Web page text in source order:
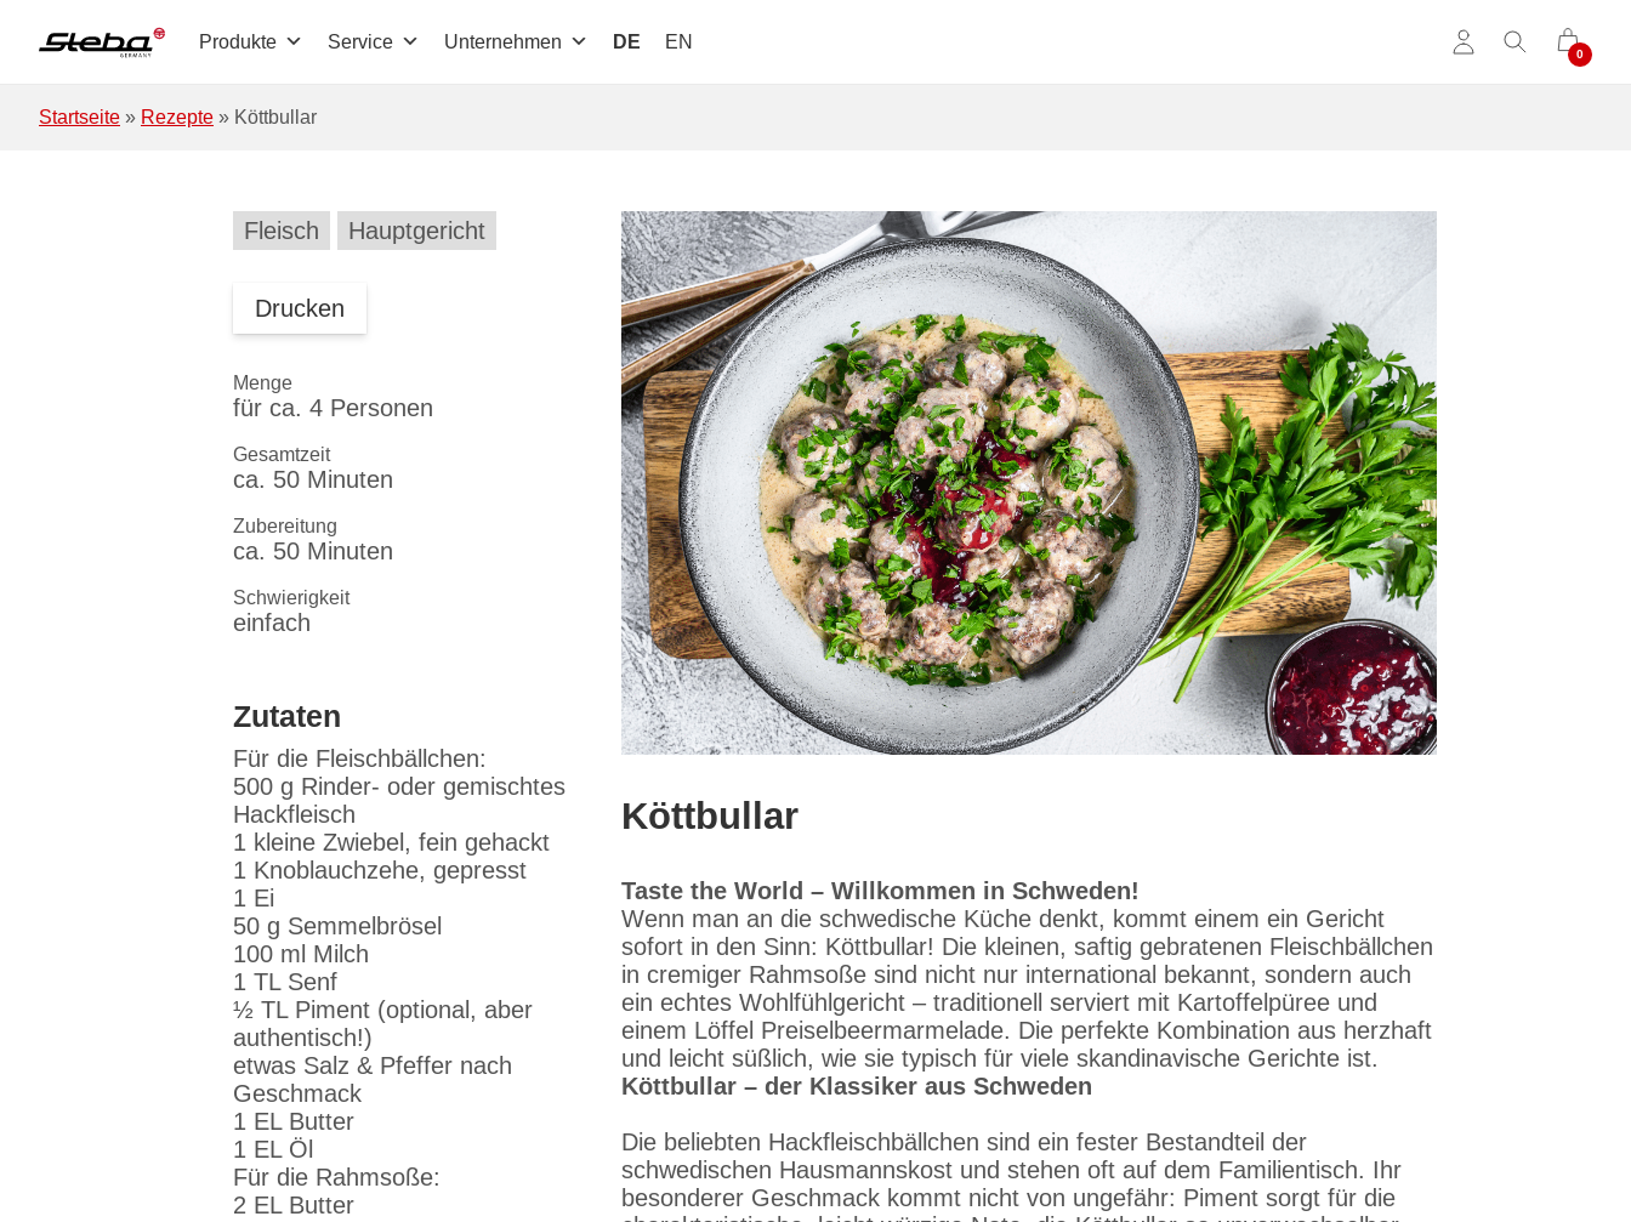
Produkte Service Unternehmen DE EN
Startseite » Rezepte » Köttbullar
Köttbullar
Taste the World – Willkommen in Schweden!
Wenn man an die schwedische Küche denkt, kommt einem ein Gericht
sofort in den Sinn: Köttbullar! Die kleinen, saftig gebratenen Fleischbällchen
in cremiger Rahmsoße sind nicht nur international bekannt, sondern auch
ein echtes Wohlfühlgericht – traditionell serviert mit Kartoffelpüree und
einem Löffel Preiselbeermarmelade. Die perfekte Kombination aus herzhaft
und leicht süßlich, wie sie typisch für viele skandinavische Gerichte ist.
Köttbullar – der Klassiker aus Schweden
Die beliebten Hackfleischbällchen sind ein fester Bestandteil der
schwedischen Hausmannskost und stehen oft auf dem Familientisch. Ihr
besonderer Geschmack kommt nicht von ungefähr: Piment sorgt für die
Fleisch Hauptgericht
Drucken
Menge
für ca. 4 Personen
Gesamtzeit
ca. 50 Minuten
Zubereitung
ca. 50 Minuten
Schwierigkeit
einfach
Zutaten
Für die Fleischbällchen:
500 g Rinder- oder gemischtes
Hackfleisch
1 kleine Zwiebel, fein gehackt
1 Knoblauchzehe, gepresst
1 Ei
50 g Semmelbrösel
100 ml Milch
1 TL Senf
½ TL Piment (optional, aber
authentisch!)
etwas Salz & Pfeffer nach
Geschmack
1 EL Butter
1 EL Öl
Für die Rahmsoße:
2 EL Butter